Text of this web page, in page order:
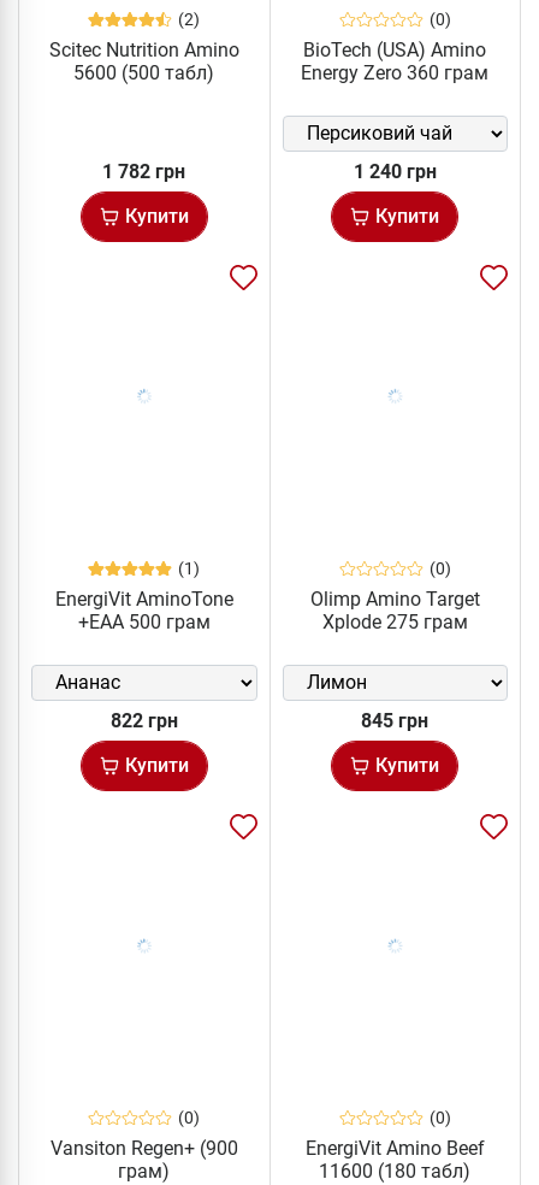
(2)
Scitec Nutrition Amino
5600 (500 табл)
1 782 грн
Купити
(0)
BioTech (USA) Amino
Energy Zero 360 грам
1 240 грн
Купити
(1)
EnergiVit AminoTone
+EAA 500 грам
822 грн
Купити
(0)
Olimp Amino Target
Xplode 275 грам
845 грн
Купити
(0)
Vansiton Regen+ (900
грам)
(0)
EnergiVit Amino Beef
11600 (180 табл)